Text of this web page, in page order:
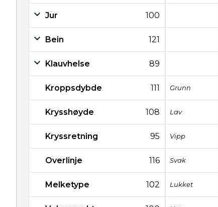
Jur 100
Bein 121
Klauvhelse 89
Kroppsdybde 111 Grunn
Krysshøyde 108 Lav
Kryssretning 95 Vipp
Overlinje 116 Svak
Melketype 102 Lukket